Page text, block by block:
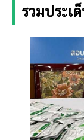
รวมประเ